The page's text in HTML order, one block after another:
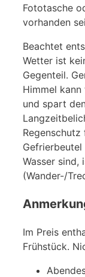
Fototasche
vorhanden
Beachtet
Wetter ist
Gegenteil.
Himmel
und spart
Wasser sind,
(Wander-/
Im Preis
Frühstück.